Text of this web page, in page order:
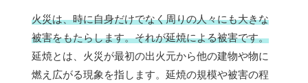
火災は、時に自身だけでなく周りの人々にも大きな
被害をもたらします。それが延焼による被害です。
延焼とは、火災が最初の出火元から他の建物や物に
燃え広がる現象を指します。延焼の規模や被害の程